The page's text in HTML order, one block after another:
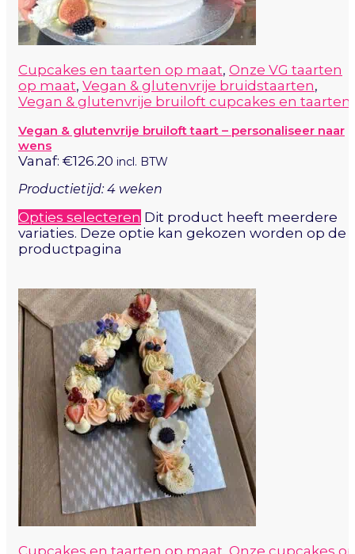
Cupcakes en taarten op maat, Onze VG taarten
op maat, Vegan & glutenvrije bruidstaarten,
Vegan & glutenvrije bruiloft cupcakes en taarten
Vegan & glutenvrije bruiloft taart – personaliseer naar
wens
Vanaf: €126.20 incl. BTW
Productietijd: 4 weken
Opties selecteren Dit product heeft meerdere
variaties. Deze optie kan gekozen worden op de
productpagina
Cupcakes en taarten op maat, Onze cupcakes